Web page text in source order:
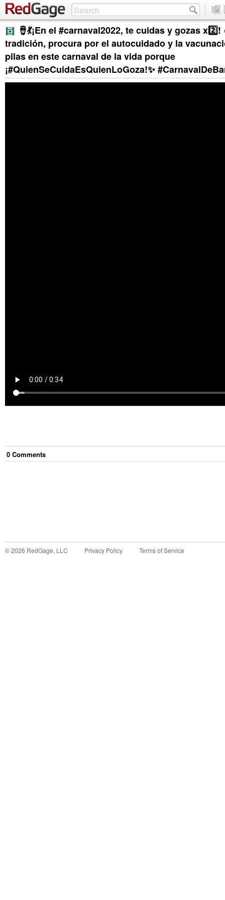
🪘💃¡En el #carnaval2022, te cuidas y gozas
tradición, procura por el autocuidado y la
pilas en este carnaval de la vida porque
¡#QuienSeCuidaEsQuienLoGoza!✨
0 Comments
©2026 RedGage, LLC Privacy Policy Terms of Service